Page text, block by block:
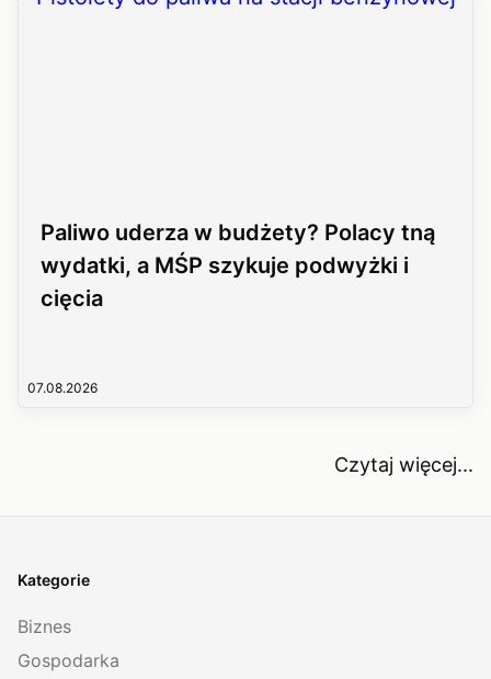
Paliwo uderza w budżety? Polacy tną
wydatki, a MŚP szykuje podwyżki i
cięcia
07.08.2026
Czytaj więcej...
Kategorie
Biznes
Gospodarka